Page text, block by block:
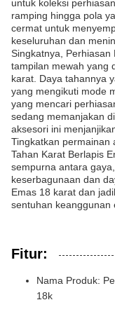
untuk koleksi
ramping hingga pola
cermat untuk
keseluruhan dan
Singkatnya, Perhiasan
tampilan mewah yang
karat. Daya tahannya
yang mengikuti mode
yang mencari
sedang memanjakan
aksesori ini
Tingkatkan permainan
Tahan Karat Berlapis
sempurna antara
keserbagunaan dan
Emas 18 karat dan
sentuhan keanggunan
Fitur:
Nama Produk:
18k